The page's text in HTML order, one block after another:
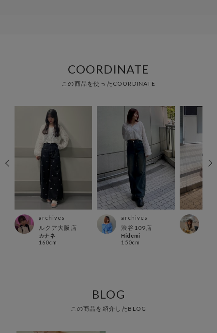
COORDINATE
この商品を使ったCOORDINATE
archives
ルクア大阪店
カナネ
160cm
archives
渋谷109店
Hidemi
150cm
BLOG
この商品を紹介したBLOG